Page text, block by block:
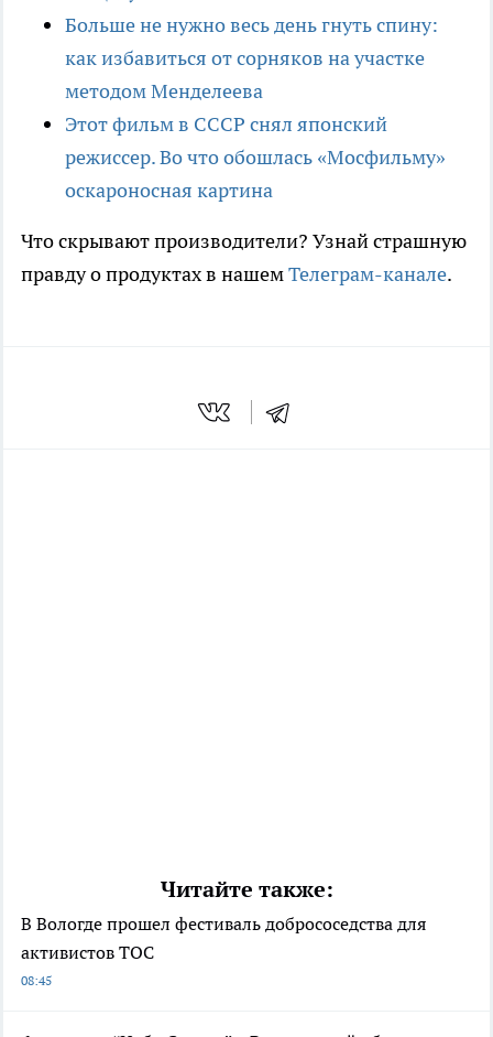
Больше не нужно весь день гнуть спину:
как избавиться от сорняков на участке
методом Менделеева
Этот фильм в СССР снял японский
режиссер. Во что обошлась «Мосфильму»
оскароносная картина
Что скрывают производители? Узнай страшную
правду о продуктах в нашемТелеграм-канале.
Читайте также:
В Вологде прошел фестиваль добрососедства для
активистов ТОС
08:45